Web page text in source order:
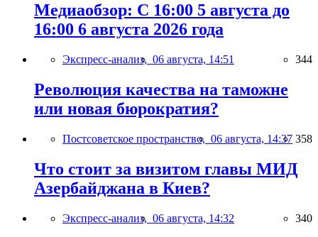
Медиаобзор: С 16:00 5 августа до
16:00 6 августа 2026 года
Экспресс-анализ, 06 августа, 14:51 344
Революция качества на таможне
или новая бюрократия?
Постсоветское пространство, 06 августа, 14:37 358
Что стоит за визитом главы МИД
Азербайджана в Киев?
Экспресс-анализ, 06 августа, 14:32 340